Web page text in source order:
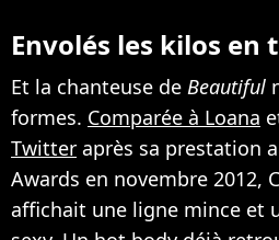
Envolés les kilos en
Et la chanteuse de Beautiful
formes. Comparée à Loana
Twitter après sa prestation
Awards en novembre 2012,
affichait une ligne mince et